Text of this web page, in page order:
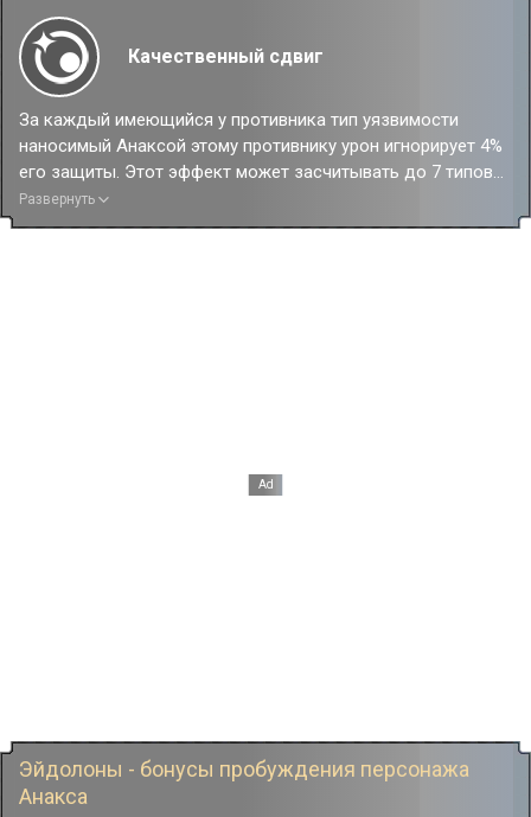
урон повышается на 50%.
Качественный сдвиг
За каждый имеющийся у противника тип уязвимости
наносимый Анаксой этому противнику урон игнорирует 4%
его защиты. Этот эффект может засчитывать до 7 типов
уязвимости.
Развернуть
Эйдолоны - бонусы пробуждения персонажа
Анакса